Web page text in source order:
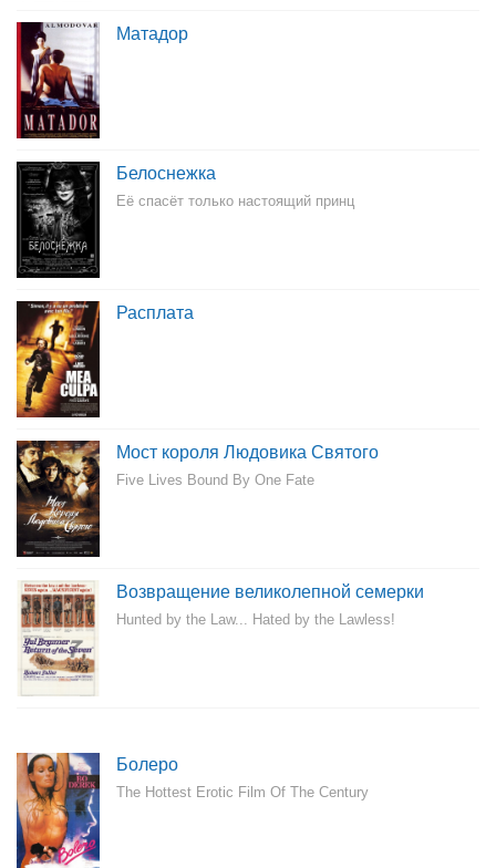
Матадор
Белоснежка
Её спасёт только настоящий принц
Расплата
Мост короля Людовика Святого
Five Lives Bound By One Fate
Возвращение великолепной семерки
Hunted by the Law... Hated by the Lawless!
Болеро
The Hottest Erotic Film Of The Century